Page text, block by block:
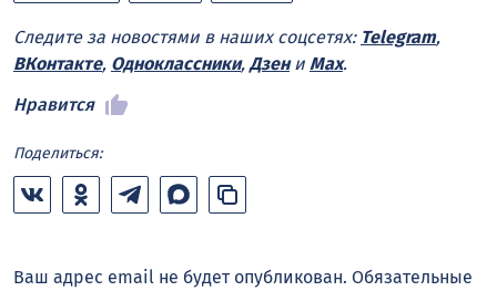
Следите за новостями в наших соцсетях: Telegram,
ВКонтакте, Одноклассники, Дзени Max.
Нравится
Поделиться:
Ваш адрес email не будет опубликован. Обязательные